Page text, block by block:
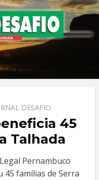
em 1º Lugar
DESAFIO
45
Talhada
Pernambuco
45 famílias de Serra